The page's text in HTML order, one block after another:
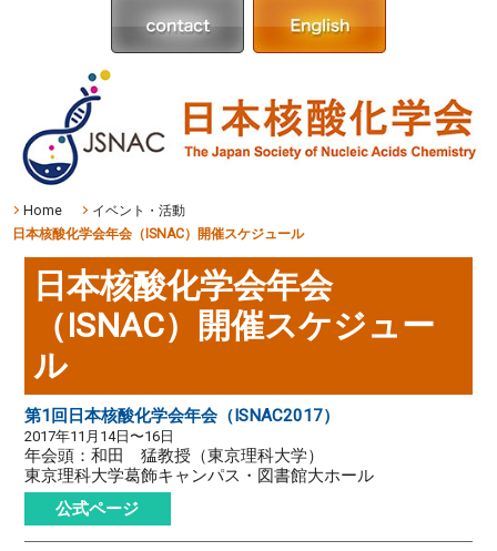
Home
イベント・活動
日本核酸化学会年会（ISNAC）開催スケジュール
日本核酸化学会年会
（ISNAC）開催スケジュー
ル
第1回日本核酸化学会年会（ISNAC2017）
2017年11月14日〜16日
年会頭：和田 猛教授（東京理科大学）
東京理科大学葛飾キャンパス・図書館大ホール
公式ページ